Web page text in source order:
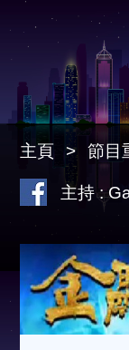
主頁 節目
主持 :